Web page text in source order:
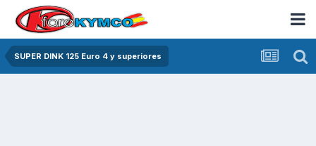
SUPER DINK 125 Euro 4 y superiores